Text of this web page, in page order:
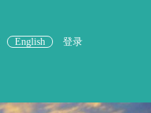
English 登录